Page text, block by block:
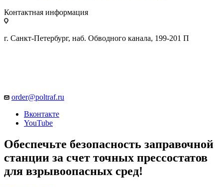
Контактная информация
г. Санкт-Петербург, наб. Обводного канала, 199-201 П
order@poltraf.ru
Вконтакте
YouTube
Обеспечьте безопасность заправочной
станции за счет точных прессостатов
для взрывоопасных сред!